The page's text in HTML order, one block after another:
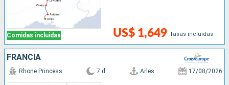
Comidas incluidas US$ 1,649 Tasas incluidas
FRANCIA
Rhone Princess 7 d Arles 17/08/2026